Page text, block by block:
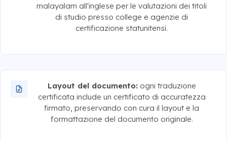
malayalam all'inglese per le valutazioni dei titoli
di studio presso college e agenzie di
certificazione statunitensi.
Layout del documento: ogni traduzione
certificata include un certificato di accuratezza
firmato, preservando con cura il layout e la
formattazione del documento originale.